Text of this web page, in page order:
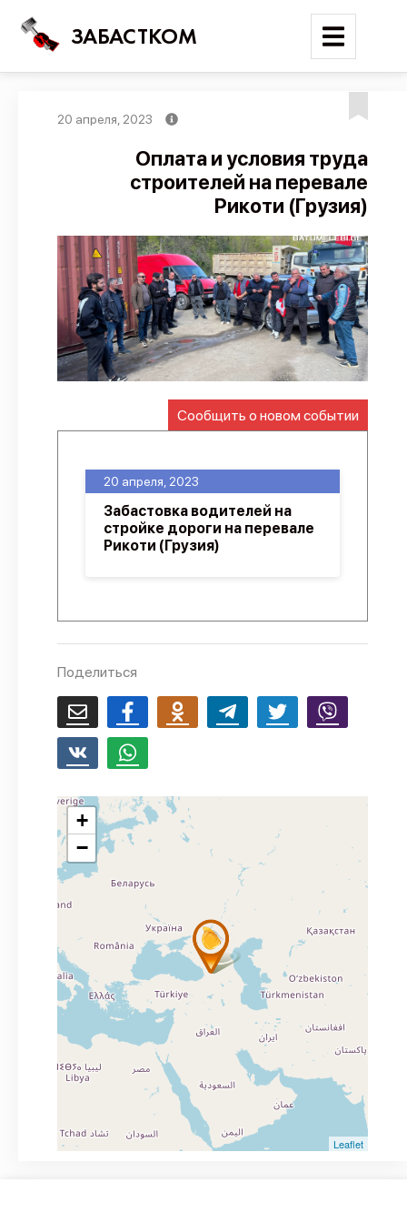
ЗАБАСТКОМ
Поиск
Новости
Карта событий
Трудовые конфликты
Отчеты
Предложить публикацию
Справочник
API
О проекте
20 апреля, 2023
Оплата и условия труда
строителей на перевале
Рикоти (Грузия)
Сообщить о новом событии
20 апреля, 2023
Забастовка водителей на
стройке дороги на перевале
Рикоти (Грузия)
Поделиться
+
−
Leaflet